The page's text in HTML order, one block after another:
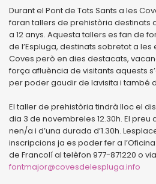
Durant el Pont de Tots Sants a les
faran tallers de prehistòria destinats
a 12 anys. Aquesta tallers es fan de
de l’Espluga, destinats sobretot a
Coves però en dies destacats,
força afluència de visitants aquests
per poder gaudir de lavisita i també
El taller de prehistòria tindrà lloc el
dia 3 de novembreles 12.30h. El
nen/a i d’una durada d’1.30h.
inscripcions ja es poder fer a
de Francolí al telèfon 977-871220 o
fontmajor@covesdelespluga.info